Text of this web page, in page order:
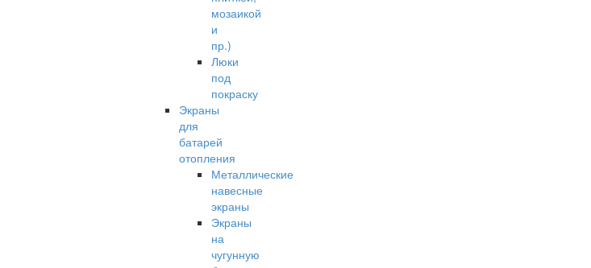
мозаикой
и
пр.)
Люки
под
покраску
Экраны
для
батарей
отопления
Металлические
навесные
экраны
Экраны
на
чугунную